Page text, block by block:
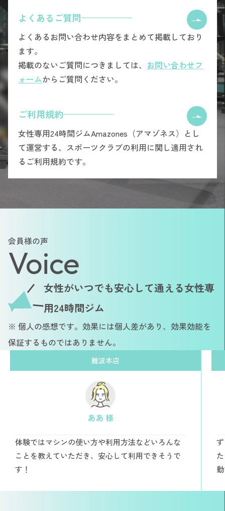
よくあるご質問
よくあるお問い合わせ内容をまとめて掲載しており
ます。
掲載のないご質問につきましては、 お問い合わせフ
ォームからご質問ください。
ご利用規約
女性専用24時間ジムAmazones（アマゾネス）とし
て運営する、スポーツクラブの利用に関し適用され
るご利用規約です。
会員様の声
Voice
女性がいつでも安心して通える女性専
用24時間ジム
※ 個人の感想です。効果には個人差があり、効果効能を
保証するものではありません。
難波本店
ああ 様
体験ではマシンの使い方や利用方法などいろんな
ことを教えていただき、安心して利用できそうで
す！